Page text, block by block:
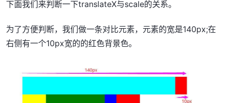
下面我们来判断一下translateX与scale的关系。
为了方便判断，我们做一条对比元素，元素的宽是140px;在
右侧有一个10px宽的的红色背景色。